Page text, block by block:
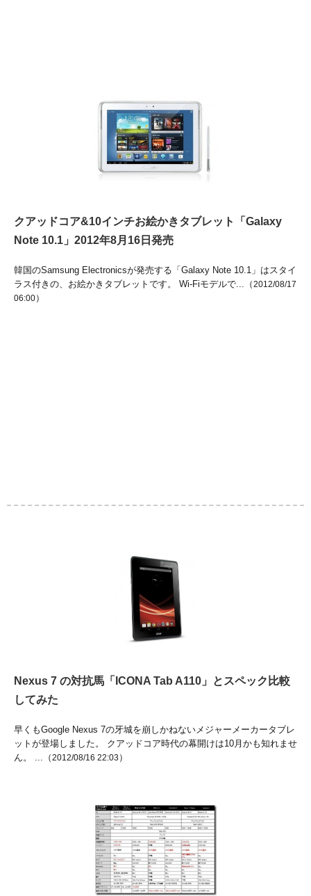
クアッドコア&10インチお絵かきタブレット「Galaxy
Note 10.1」2012年8月16日発売
韓国のSamsung Electronicsが発売する「Galaxy Note 10.1」はスタイ
ラス付きの、お絵かきタブレットです。 Wi-Fiモデルで...（2012/08/17
06:00）
Nexus 7 の対抗馬「ICONA Tab A110」とスペック比較
してみた
早くもGoogle Nexus 7の牙城を崩しかねないメジャーメーカータブレ
ットが登場しました。 クアッドコア時代の幕開けは10月かも知れませ
ん。 ...（2012/08/16 22:03 ）